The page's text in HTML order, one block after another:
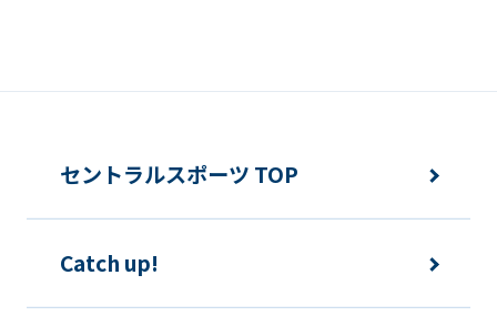
may
from
We
セントラルスポーツ TOP
Catch up!